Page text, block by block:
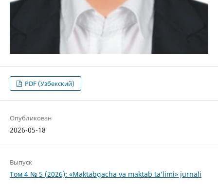
PDF (Узбекский)
Опубликован
2026-05-18
Выпуск
Том 4 № 5 (2026): «Maktabgacha va maktab ta’limi» jurnali